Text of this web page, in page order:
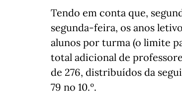
Tendo em conta que,
segunda-feira, os anos
alunos por turma (o limite
total adicional de
de 276, distribuídos da
79 no 10.º.